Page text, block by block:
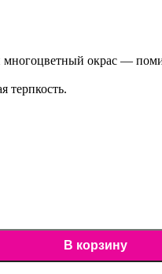
окрас —
терпкость.
В корзину